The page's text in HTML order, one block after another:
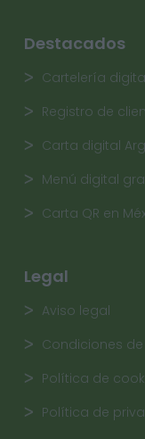
Destacados
Cartelería
Registro de
Carta digital
Menú digital
Carta QR en
Legal
Aviso legal
Condiciones
Política de
Política de